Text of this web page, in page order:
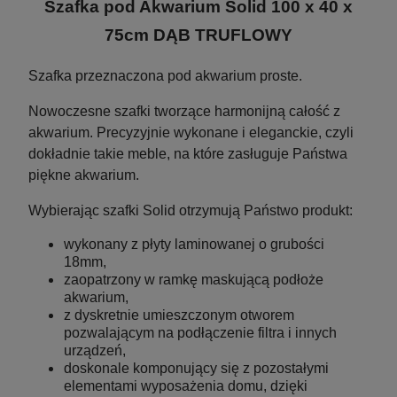
Pinceta Pęseta Prosta Hobby Tool 30cm
13,99 zł
Cena regularna:17,10 zł
Szafka pod Akwarium Solid 100 x 40 x
75cm DĄB TRUFLOWY
Szafka przeznaczona pod akwarium proste.
Nowoczesne szafki tworzące harmonijną całość z
akwarium. Precyzyjnie wykonane i eleganckie, czyli
dokładnie takie meble, na które zasługuje Państwa
piękne akwarium.
Wybierając szafki Solid otrzymują Państwo produkt:
wykonany z płyty laminowanej o grubości
18mm,
zaopatrzony w ramkę maskującą podłoże
akwarium,
z dyskretnie umieszczonym otworem
pozwalającym na podłączenie filtra i innych
urządzeń,
doskonale komponujący się z pozostałymi
elementami wyposażenia domu, dzięki